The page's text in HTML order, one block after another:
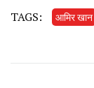
TAGS: आमिर खान